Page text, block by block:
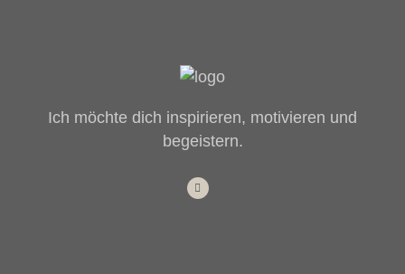
Ich möchte dich inspirieren, motivieren und
begeistern.